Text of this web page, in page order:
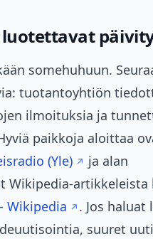
somehuhuun.
tuotantoyhtiön
ilmoituksia ja
paikkoja aloittaa
(Yle)
ja alan
Wikipedia-artikkeleista
Wikipedia
. Jos haluat
suuret